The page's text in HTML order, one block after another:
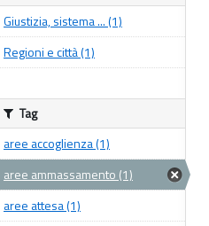
Giustizia, sistema ... (1)
Regioni e città (1)
Tag
aree accoglienza (1)
aree ammassamento (1)
aree attesa (1)